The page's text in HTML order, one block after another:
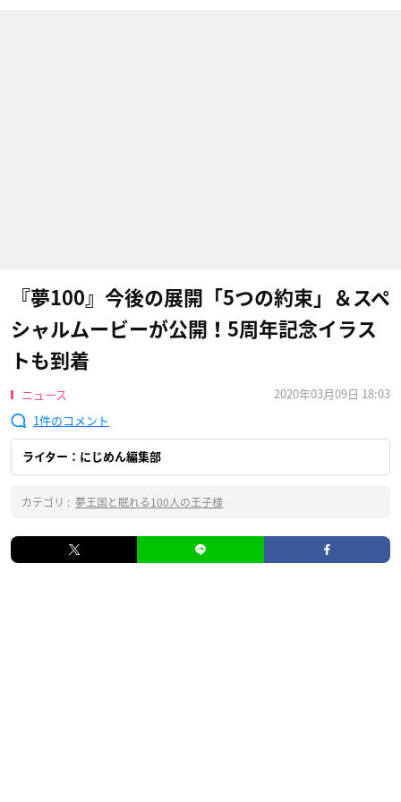
『夢100』今後の展開「5つの約束」＆スペ
シャルムービーが公開！5周年記念イラス
トも到着
ニュース
2020年03月09日 18:03
1
ライター：にじめん編集部
カテゴリ : 夢王国と眠れる100人の王子様